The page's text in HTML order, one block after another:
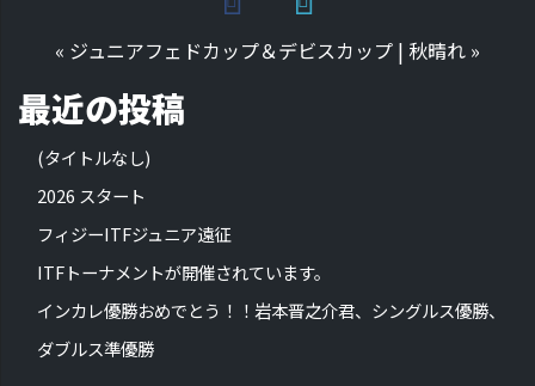
« ジュニアフェドカップ＆デビスカップ | 秋晴れ »
最近の投稿
(タイトルなし)
2026 スタート
フィジーITFジュニア遠征
ITFトーナメントが開催されています。
インカレ優勝おめでとう！！岩本晋之介君、シングルス優勝、
ダブルス準優勝